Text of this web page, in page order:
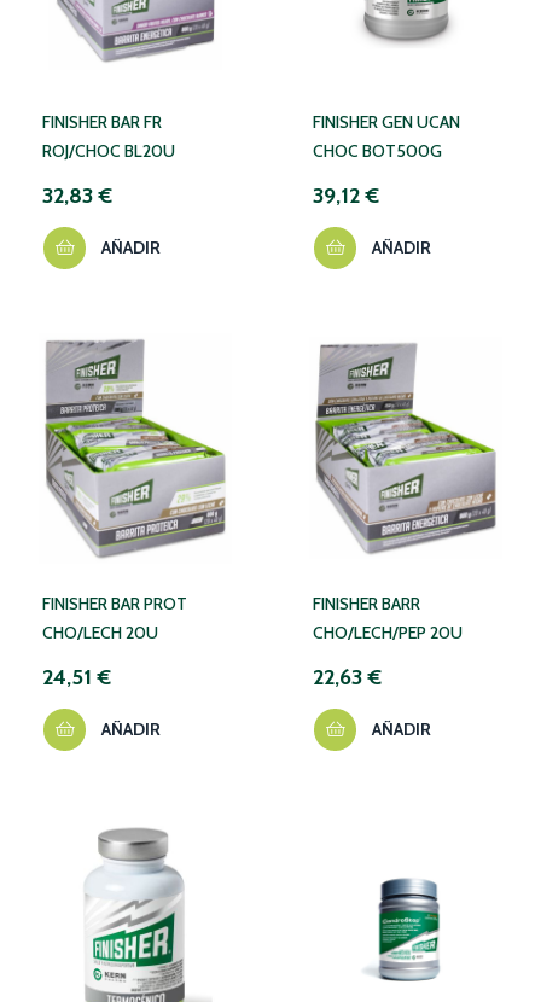
FINISHER BAR FR
ROJ/CHOC BL20U
32,83 €
AÑADIR
FINISHER GEN UCAN
CHOC BOT500G
39,12 €
AÑADIR
FINISHER BAR PROT
CHO/LECH 20U
24,51 €
AÑADIR
FINISHER BARR
CHO/LECH/PEP 20U
22,63 €
AÑADIR